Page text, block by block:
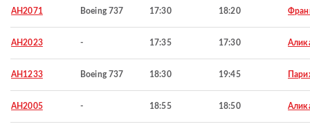
AH2071 Boeing 737 17:30 18:20
AH2023 - 17:35 17:30
AH1233 Boeing 737 18:30 19:45
AH2005 - 18:55 18:50